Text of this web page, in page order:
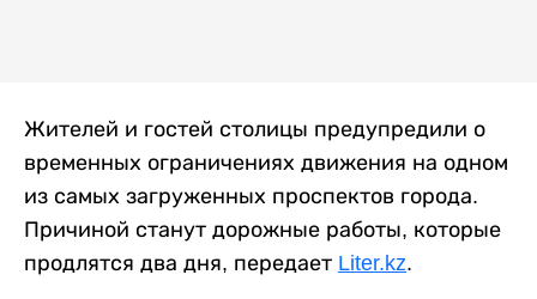
Жителей и гостей столицы предупредили о
временных ограничениях движения на одном
из самых загруженных проспектов города.
Причиной станут дорожные работы, которые
продлятся два дня, передает Liter.kz.